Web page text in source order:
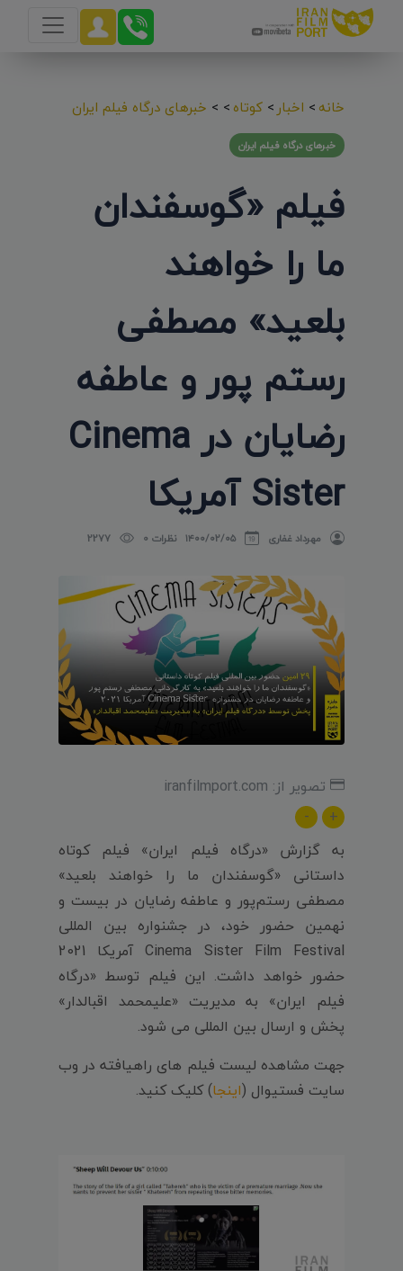
خانه> اخبار> کوتاه>
> خبرهای درگاه فیلم ایران
خبرهای درگاه فیلم ایران
فیلم «گوسفندان
ما را خواهند
بلعید» مصطفی
رستم پور و عاطفه
رضایان در Cinema
Sister آمریکا
مهرداد غفاری ۱۴۰۰/۰۲/۰۵ نظرات 0 2277
تصویر از: iranfilmport.com
+
-
به گزارش «درگاه فیلم ایران» فیلم کوتاه
داستانی «گوسفندان ما را خواهند بلعید»
مصطفی رستم‌پور و عاطفه رضایان در بیست و
نهمین حضور خود، در جشنواره بین المللی
Cinema Sister Film Festival آمریکا 2021
حضور خواهد داشت. این فیلم توسط «درگاه
فیلم ایران» به مدیریت «علیمحمد اقبالدار»
پخش و ارسال بین المللی می شود.
جهت مشاهده لیست فیلم های راهیافته در وب
سایت فستیوال (اینجا) کلیک کنید.